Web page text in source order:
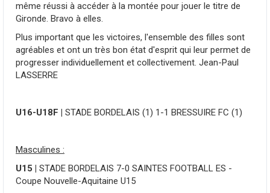
même réussi à accéder à la montée pour jouer le titre de
Gironde. Bravo à elles.
Plus important que les victoires, l'ensemble des filles sont
agréables et ont un très bon état d'esprit qui leur permet de
progresser individuellement et collectivement. Jean-Paul
LASSERRE
U16-U18F | STADE BORDELAIS (1) 1-1 BRESSUIRE FC (1)
Masculines :
U15 | STADE BORDELAIS 7-0 SAINTES FOOTBALL ES -
Coupe Nouvelle-Aquitaine U15